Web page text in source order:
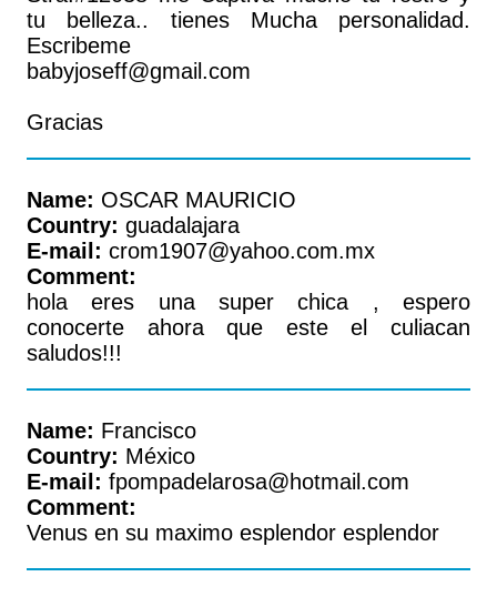
tu belleza.. tienes Mucha personalidad.
Escribeme
babyjoseff@gmail.com
Gracias
Name: OSCAR MAURICIO
Country: guadalajara
E-mail: crom1907@yahoo.com.mx
Comment:
hola eres una super chica , espero
conocerte ahora que este el culiacan
saludos!!!
Name: Francisco
Country: México
E-mail: fpompadelarosa@hotmail.com
Comment:
Venus en su maximo esplendor esplendor